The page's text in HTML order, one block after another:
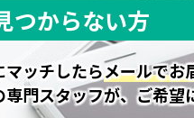
つからない方
ッチしたらメールでお
専門スタッフが、ご希